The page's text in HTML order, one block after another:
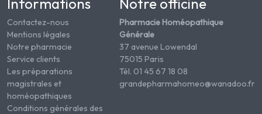
Contactez-nous
Mentions légales
Notre pharmacie
Service clients
Les préparations
magistrales et
homéopathiques
Conditions générales des
Pharmacie Homéopathique
Générale
37 avenue Lowendal
75015 Paris
Tél. 01 45 67 18 08
grandepharmahomeo@wanadoo.fr